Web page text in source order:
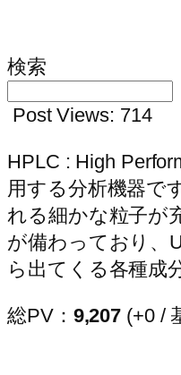
検索
Post Views: 714
HPLC : High
用する分析機器で
れる細かな粒子が
が備わっており、
ら出てくる各種成
総PV： 9,207 (+0 /